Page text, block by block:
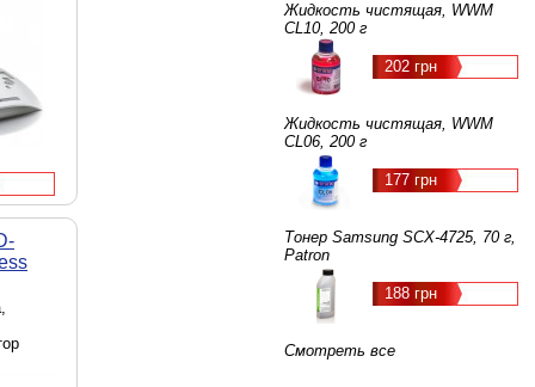
Жидкость чистящая, WWM
CL10, 200 г
202 грн
Жидкость чистящая, WWM
CL06, 200 г
177 грн
Тонер Samsung SCX-4725, 70 г,
Patron
188 грн
Смотреть все